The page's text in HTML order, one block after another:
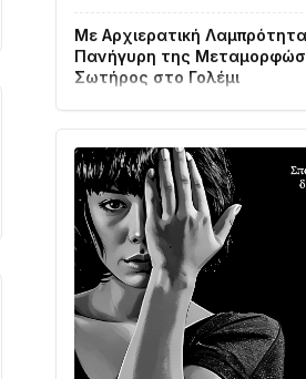
Με Αρχιερατική
Πανήγυρη της
Σωτήρος στο Γολέμι
03/08 • 07:45
οχήματα
02/08 • 18:26
Διαβάστε την «Ναυπακτία»
κυκλοφορεί
31/07 • 08:16
Δωρίδα για Όλους: «Καμία
των νερών στην ΕΥΔΑΠ»
28/07 • 21:46